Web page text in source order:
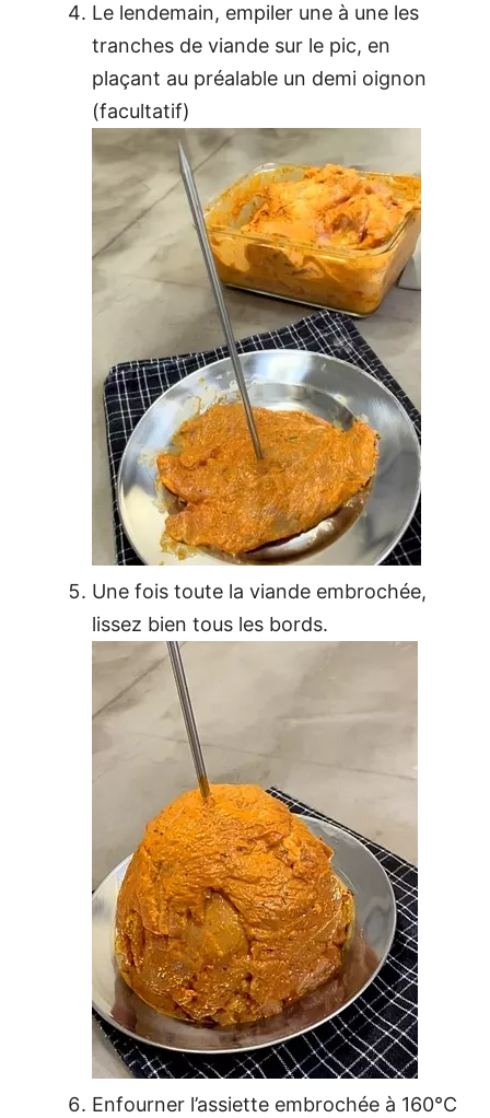
Le lendemain, empiler une à une les
tranches de viande sur le pic, en
plaçant au préalable un demi oignon
(facultatif)
Une fois toute la viande embrochée,
lissez bien tous les bords.
Enfourner l’assiette embrochée à 160°C